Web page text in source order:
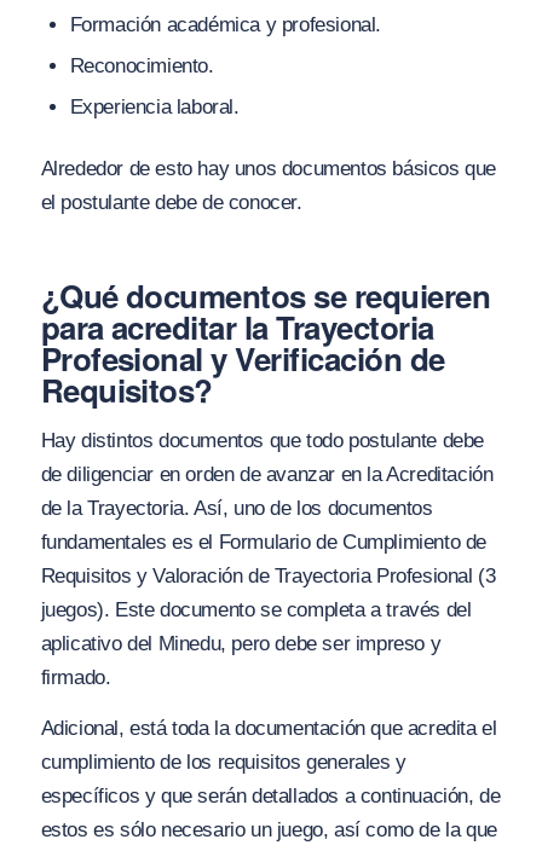
Formación académica y profesional.
Reconocimiento.
Experiencia laboral.
Alrededor de esto hay unos documentos básicos que
el postulante debe de conocer.
¿Qué documentos se requieren
para acreditar la Trayectoria
Profesional y Verificación de
Requisitos?
Hay distintos documentos que todo postulante debe
de diligenciar en orden de avanzar en la Acreditación
de la Trayectoria. Así, uno de los documentos
fundamentales es el Formulario de Cumplimiento de
Requisitos y Valoración de Trayectoria Profesional (3
juegos). Este documento se completa a través del
aplicativo del Minedu, pero debe ser impreso y
firmado.
Adicional, está toda la documentación que acredita el
cumplimiento de los requisitos generales y
específicos y que serán detallados a continuación, de
estos es sólo necesario un juego, así como de la que